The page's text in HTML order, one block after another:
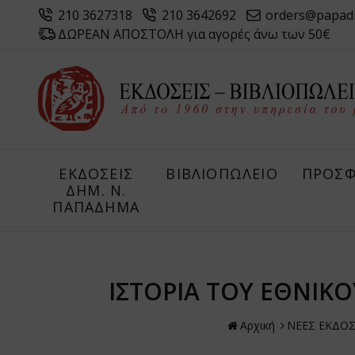
210 3627318 210 3642692
ΔΩΡΕΑΝ ΑΠΟΣΤΟΛΗ για αγορές άνω των 50€
ΕΚΔΟΣΕΙΣ
ΔHM. Ν.
ΠΑΠΑΔΗΜΑ
ΒΙΒΛΙΟΠΩΛΕΙΟ
ΙΣΤΟΡΙΑ ΤΟΥ
Αρχική ΝΕΕΣ